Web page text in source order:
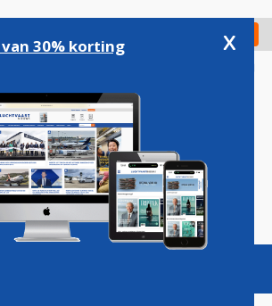
Check in
Podcasts Vacatures
30% korting x